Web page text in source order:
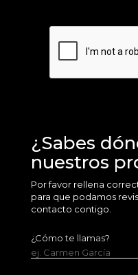
¿Sabes
nuestros
Por favor rellena
para que podamos
contacto contigo.
¿Cómo te llamas?
ej. Carmen García